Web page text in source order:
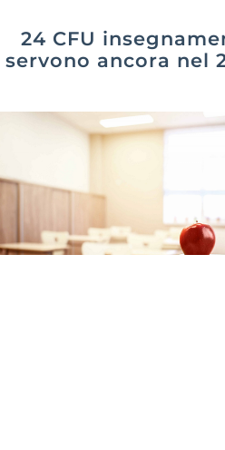
posti residui prima dell’inizio
lezioni, sia per le immissioni in
per le supplenze. Il
nomine ordinarie nella
iscrizione, se restano cattedre di
disposizione di chi, da fuori
pronto a coprirle. Il candidato
indicare una o […]
24 CFU
servono ancora nel